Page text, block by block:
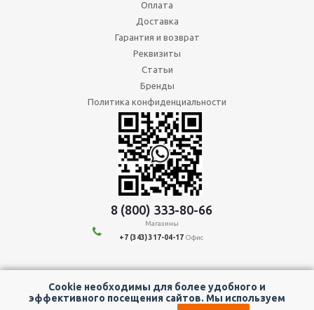
Cookie необходимы для более удобного и
эффективного посещения сайтов. Мы используем
Оплата
Доставка
Гарантия и возврат
Реквизиты
Статьи
Бренды
Политика конфиденциальности
8 (800) 333-80-66
Магазины
+7 (343) 317-04-17 Офис
Мы в социальных сетях: